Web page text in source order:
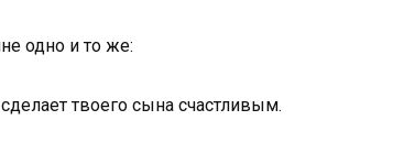
одно и то же:
твоего сына счастливым.